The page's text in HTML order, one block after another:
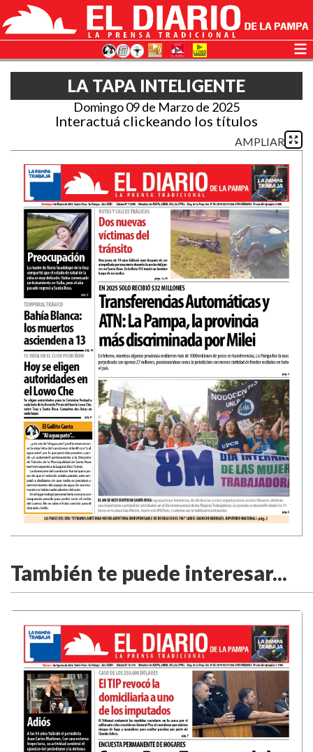
LA TAPA INTELIGENTE
Domingo 09 de Marzo de 2025
Interactuá clickeando los títulos
AMPLIAR
También te puede interesar...